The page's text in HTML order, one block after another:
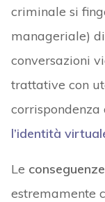
criminale si
manageriale) di
conversazioni
trattative con
corrispondenza
l’identità
Le conseguenze
estremamente